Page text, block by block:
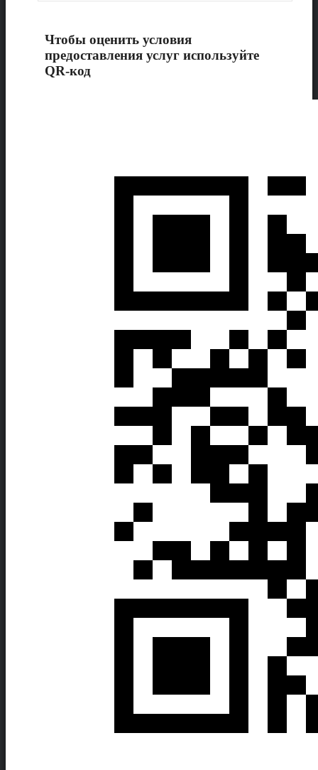
Чтобы оценить условия
предоставления услуг используйте
QR-код